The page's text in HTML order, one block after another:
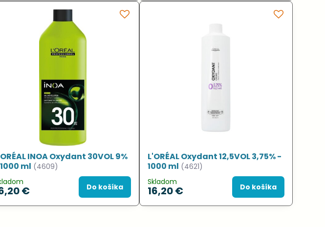
INOA Oxydant 30VOL 9%
ml (4609)
€ Do košíka
L'ORÉAL Oxydant 12,5VOL 3,75% -
1000 ml (4621)
Skladom
16,20 € Do košíka